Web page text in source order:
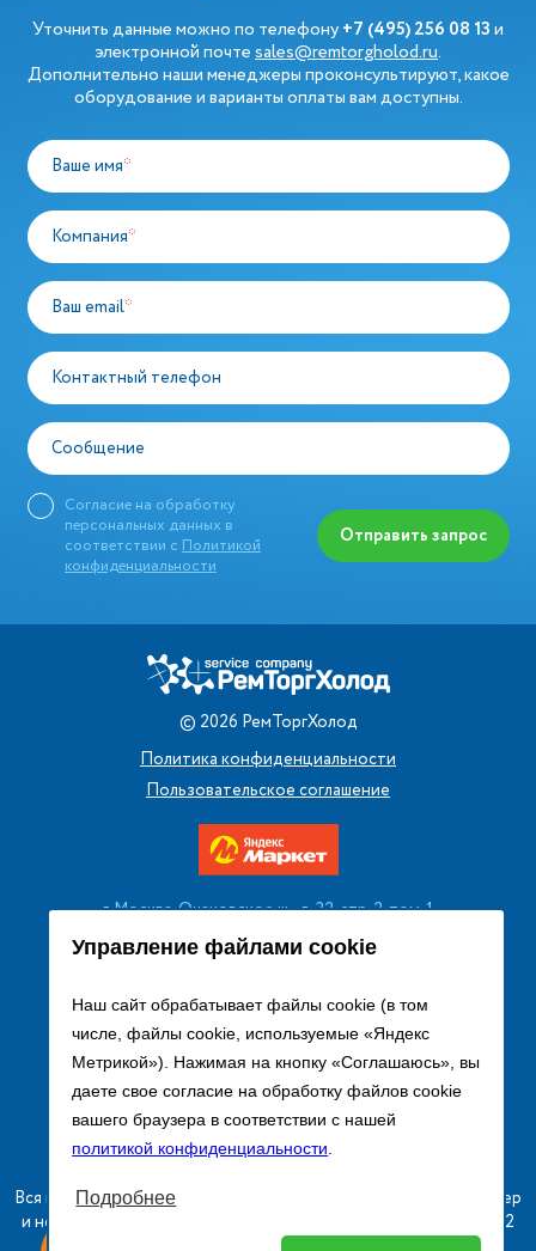
Управление файлами cookie
Наш сайт обрабатывает файлы cookie (в том
числе, файлы cookie, используемые «Яндекс
Метрикой»). Нажимая на кнопку «Соглашаюсь», вы
даете свое согласие на обработку файлов cookie
вашего браузера в соответствии с нашей
политикой конфиденциальности.
Подробнее
Уточнить данные можно по телефону+7 (495) 256 08 13и
электронной почтеsales@remtorgholod.ru.
Дополнительно наши менеджеры проконсультируют, какое
оборудование и варианты оплаты вам доступны.
Ваше имя*
Компания*
Ваш email*
Контактный телефон
Сообщение
Согласие на обработку
персональных данных в
соответствии с Политикой
конфиденциальности
Отправить запрос
© 2026 РемТоргХолод
Политика конфиденциальности
Пользовательское соглашение
г. Москва, Очаковское ш., д. 32, стр. 2, пом. 1
+7 (495) 256 08 13
Заказать звонок
sales@remtorgholod.ru
Разработка и продвижение сайта
Вся информация на сайте о товарах носит справочный характер
и не является публичной офертой в соответствии с пунктом 2
статьи 437 ГК РФ.